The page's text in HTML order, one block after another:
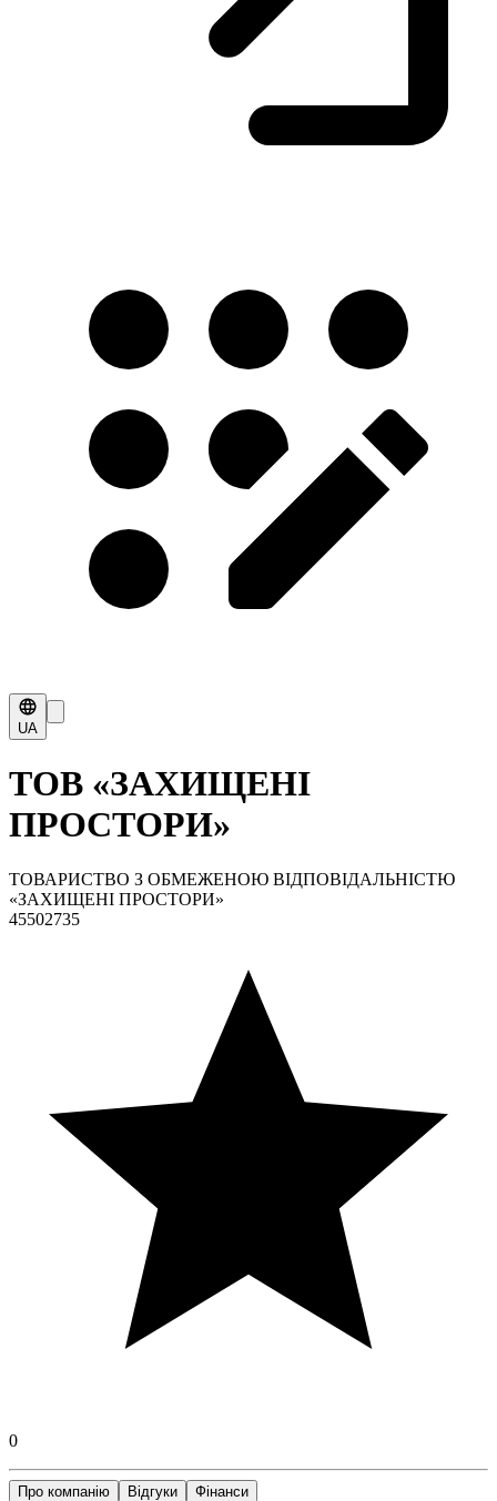
UA
ТОВ «ЗАХИЩЕНІ
ПРОСТОРИ»
ТОВАРИСТВО З ОБМЕЖЕНОЮ ВІДПОВІДАЛЬНІСТЮ
«ЗАХИЩЕНІ ПРОСТОРИ»
45502735
0
Про компанію Відгуки Фінанси